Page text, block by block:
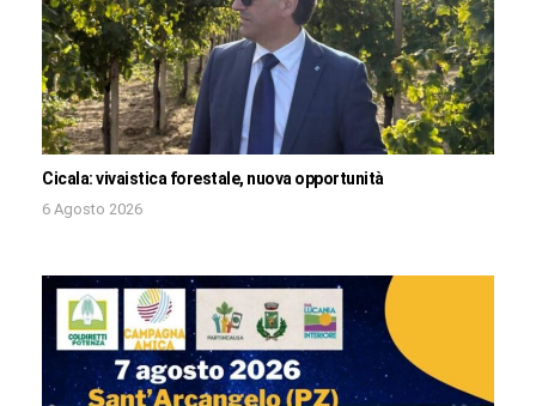
Cicala: vivaistica forestale, nuova opportunità
6 Agosto 2026